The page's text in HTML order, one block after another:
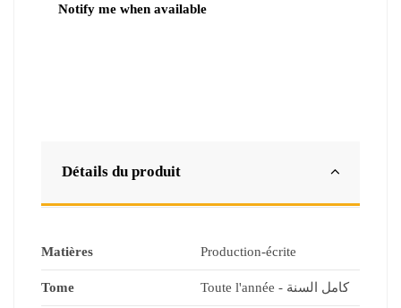
Détails du produit
Matières Production-écrite
Tome Toute l'année - كامل السنة